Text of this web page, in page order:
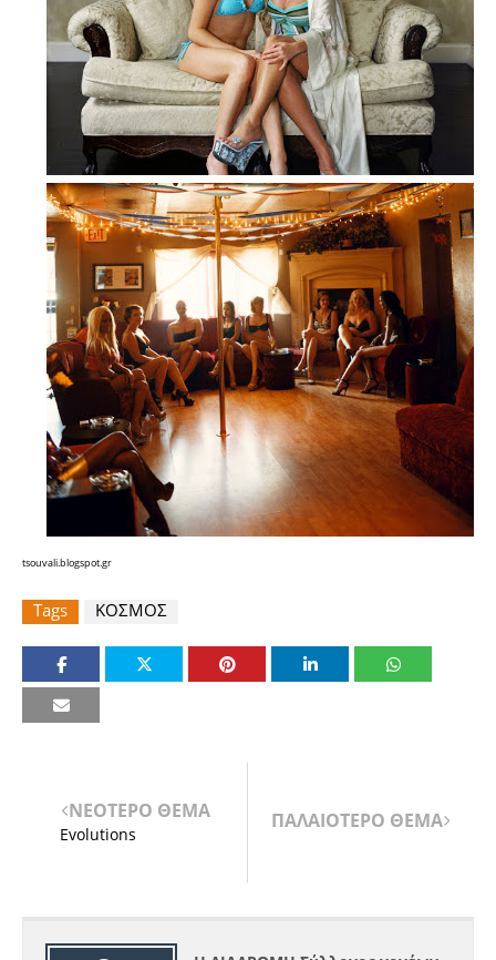
tsouvali.blogspot.gr
Tags ΚΟΣΜΟΣ
ΝΕΟΤΕΡΟ ΘΕΜΑ
Evolutions
ΠΑΛΑΙΟΤΕΡΟ ΘΕΜΑ